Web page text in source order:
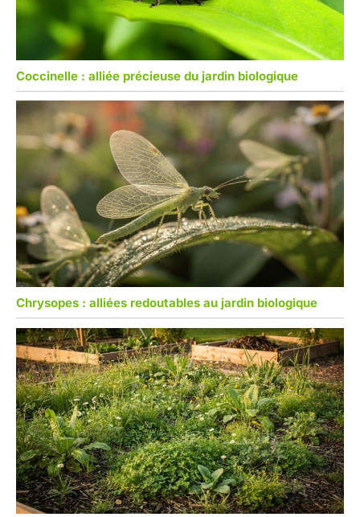
Coccinelle : alliée précieuse du jardin biologique
Chrysopes : alliées redoutables au jardin biologique